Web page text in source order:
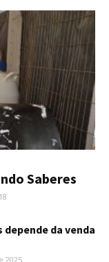
Saberes
depende da venda
2025